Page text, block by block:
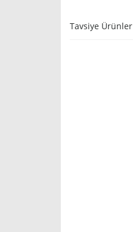
Tavsiye Ürünler